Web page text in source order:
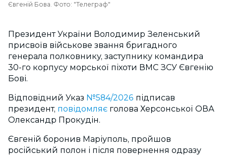
Євгеній Бова. Фото: "Телеграф"
Президент України Володимир Зеленський
присвоїв військове звання бригадного
генерала полковнику, заступнику командира
30-го корпусу морської піхоти ВМС ЗСУ Євгенію
Бові.
Відповідний Указ №584/2026 підписав
президент, повідомляє голова Херсонської ОВА
Олександр Прокудін.
Євгеній боронив Маріуполь, пройшов
російський полон і після повернення одразу